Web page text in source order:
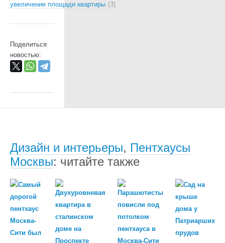
увеличение площади квартиры
3
Поделиться
новостью:
Дизайн и интерьеры, Пентхаусы
Москвы: читайте также